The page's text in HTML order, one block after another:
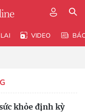
VIDEO
khỏe định kỳ